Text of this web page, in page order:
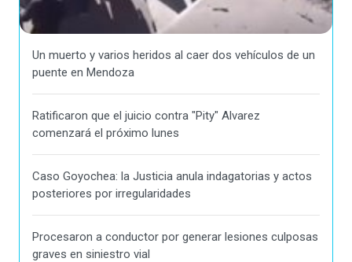
Un muerto y varios heridos al caer dos vehículos de un
puente en Mendoza
Ratificaron que el juicio contra "Pity" Alvarez
comenzará el próximo lunes
Caso Goyochea: la Justicia anula indagatorias y actos
posteriores por irregularidades
Procesaron a conductor por generar lesiones culposas
graves en siniestro vial